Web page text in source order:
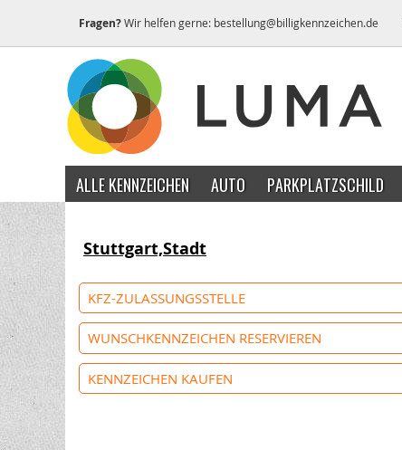
Fragen?Wir helfen gerne: bestellung@billigkennzeichen.de
ALLE KENNZEICHEN AUTO PARKPLATZSCHILD
Stuttgart,Stadt
KFZ-ZULASSUNGSSTELLE
WUNSCHKENNZEICHEN RESERVIEREN
KENNZEICHEN KAUFEN